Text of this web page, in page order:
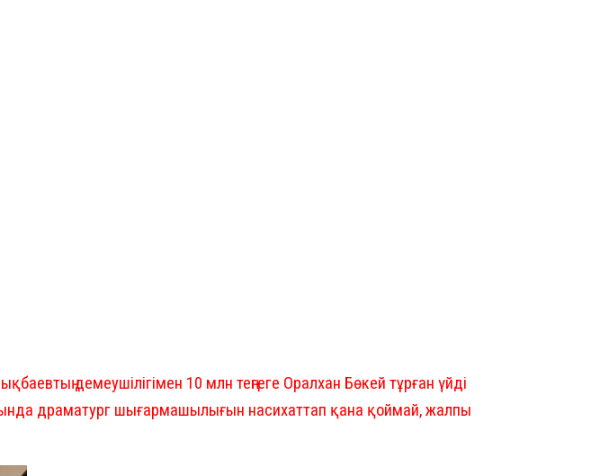
демеушілігімен 10 млн теңгеге Оралхан Бөкей тұрған үйді
драматург шығармашылығын насихаттап қана қоймай, жалпы